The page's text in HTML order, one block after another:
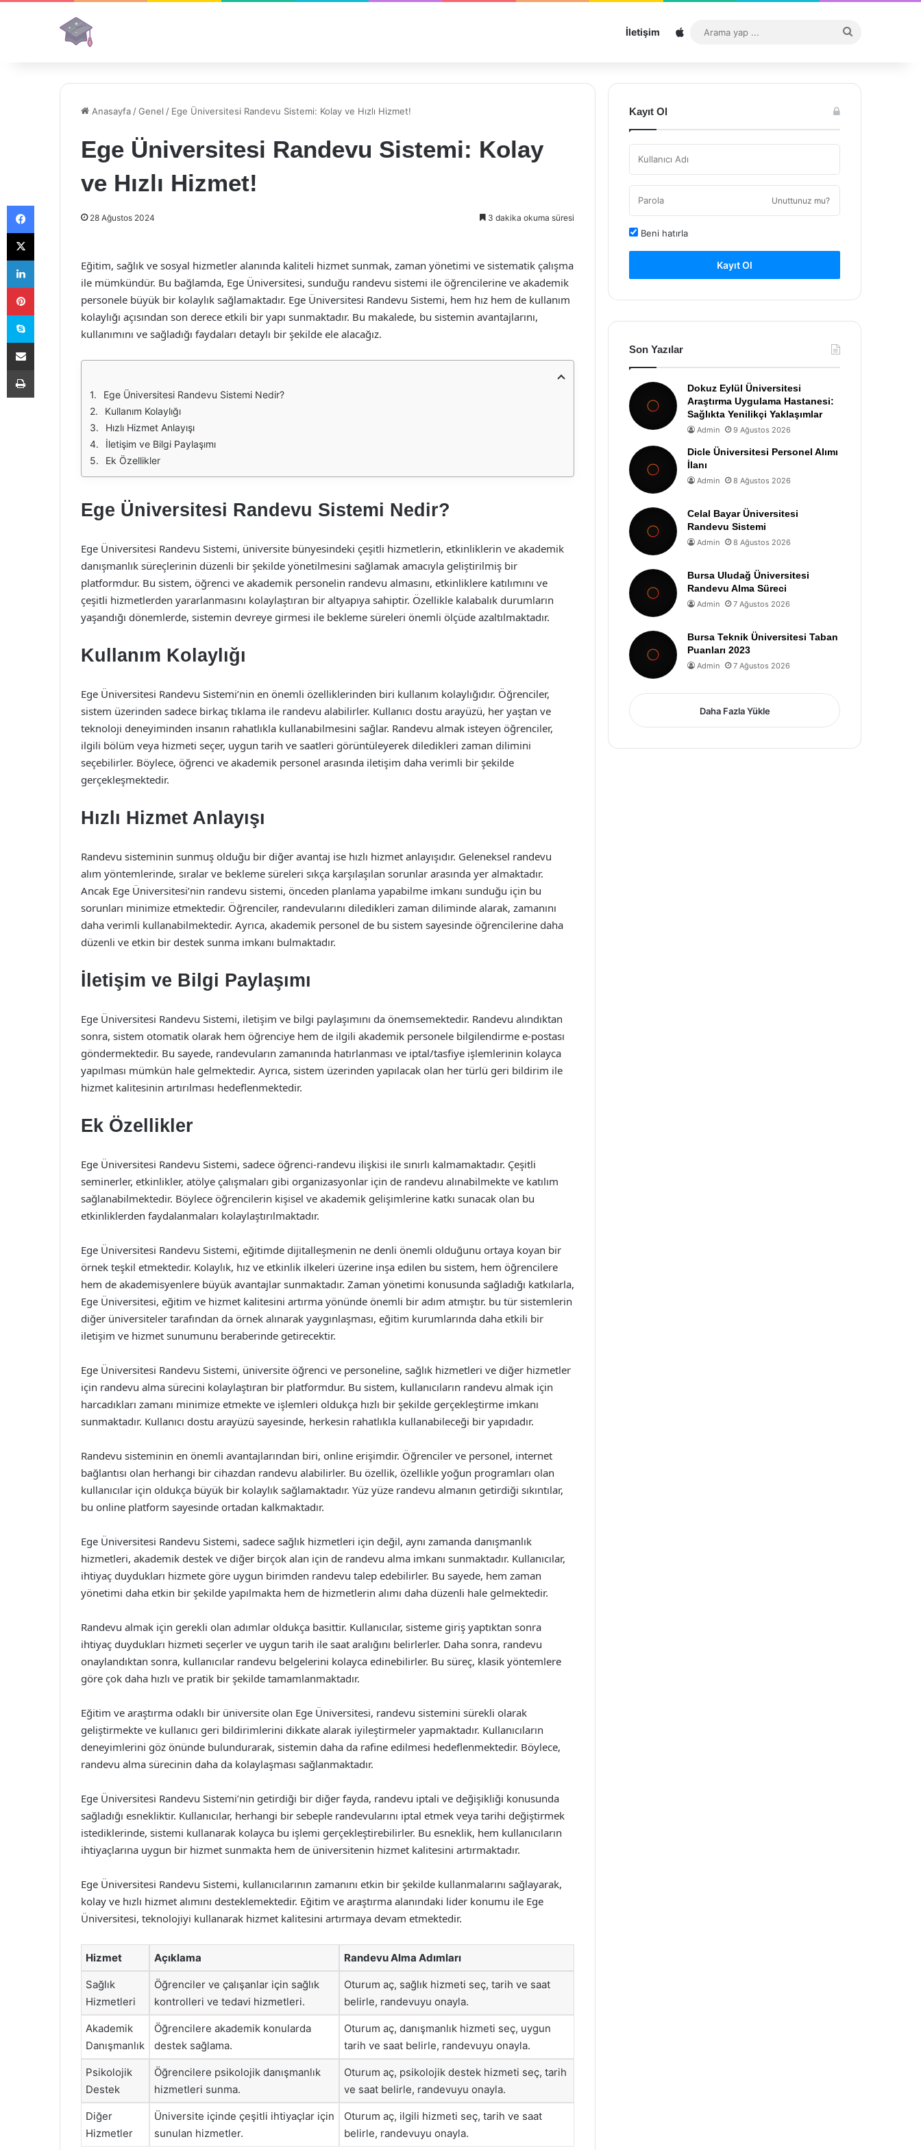
İletişim Sitemap
...
Anasayfa /Genel / Ege Üniversitesi Randevu Sistemi: Kolay ve Hızlı Hizmet!
Ege Üniversitesi Randevu Sistemi: Kolay
ve Hızlı Hizmet!
28 Ağustos 2024 3 dakika okuma süresi
Eğitim, sağlık ve sosyal hizmetler alanında kaliteli hizmet sunmak, zaman yönetimi ve sistematik çalışma
ile mümkündür. Bu bağlamda, Ege Üniversitesi, sunduğu randevu sistemi ile öğrencilerine ve akademik
personele büyük bir kolaylık sağlamaktadır. Ege Üniversitesi Randevu Sistemi, hem hız hem de kullanım
kolaylığı açısından son derece etkili bir yapı sunmaktadır. Bu makalede, bu sistemin avantajlarını,
kullanımını ve sağladığı faydaları detaylı bir şekilde ele alacağız.
Ege Üniversitesi Randevu Sistemi Nedir?
Kullanım Kolaylığı
Hızlı Hizmet Anlayışı
İletişim ve Bilgi Paylaşımı
Ek Özellikler
Ege Üniversitesi Randevu Sistemi Nedir?
Ege Üniversitesi Randevu Sistemi, üniversite bünyesindeki çeşitli hizmetlerin, etkinliklerin ve akademik
danışmanlık süreçlerinin düzenli bir şekilde yönetilmesini sağlamak amacıyla geliştirilmiş bir
platformdur. Bu sistem, öğrenci ve akademik personelin randevu almasını, etkinliklere katılımını ve
çeşitli hizmetlerden yararlanmasını kolaylaştıran bir altyapıya sahiptir. Özellikle kalabalık durumların
yaşandığı dönemlerde, sistemin devreye girmesi ile bekleme süreleri önemli ölçüde azaltılmaktadır.
Kullanım Kolaylığı
Ege Üniversitesi Randevu Sistemi’nin en önemli özelliklerinden biri kullanım kolaylığıdır. Öğrenciler,
sistem üzerinden sadece birkaç tıklama ile randevu alabilirler. Kullanıcı dostu arayüzü, her yaştan ve
teknoloji deneyiminden insanın rahatlıkla kullanabilmesini sağlar. Randevu almak isteyen öğrenciler,
ilgili bölüm veya hizmeti seçer, uygun tarih ve saatleri görüntüleyerek diledikleri zaman dilimini
seçebilirler. Böylece, öğrenci ve akademik personel arasında iletişim daha verimli bir şekilde
gerçekleşmektedir.
Hızlı Hizmet Anlayışı
Randevu sisteminin sunmuş olduğu bir diğer avantaj ise hızlı hizmet anlayışıdır. Geleneksel randevu
alım yöntemlerinde, sıralar ve bekleme süreleri sıkça karşılaşılan sorunlar arasında yer almaktadır.
Ancak Ege Üniversitesi’nin randevu sistemi, önceden planlama yapabilme imkanı sunduğu için bu
sorunları minimize etmektedir. Öğrenciler, randevularını diledikleri zaman diliminde alarak, zamanını
daha verimli kullanabilmektedir. Ayrıca, akademik personel de bu sistem sayesinde öğrencilerine daha
düzenli ve etkin bir destek sunma imkanı bulmaktadır.
İletişim ve Bilgi Paylaşımı
Ege Üniversitesi Randevu Sistemi, iletişim ve bilgi paylaşımını da önemsemektedir. Randevu alındıktan
sonra, sistem otomatik olarak hem öğrenciye hem de ilgili akademik personele bilgilendirme e-postası
göndermektedir. Bu sayede, randevuların zamanında hatırlanması ve iptal/tasfiye işlemlerinin kolayca
yapılması mümkün hale gelmektedir. Ayrıca, sistem üzerinden yapılacak olan her türlü geri bildirim ile
hizmet kalitesinin artırılması hedeflenmektedir.
Ek Özellikler
Ege Üniversitesi Randevu Sistemi, sadece öğrenci-randevu ilişkisi ile sınırlı kalmamaktadır. Çeşitli
seminerler, etkinlikler, atölye çalışmaları gibi organizasyonlar için de randevu alınabilmekte ve katılım
sağlanabilmektedir. Böylece öğrencilerin kişisel ve akademik gelişimlerine katkı sunacak olan bu
etkinliklerden faydalanmaları kolaylaştırılmaktadır.
Ege Üniversitesi Randevu Sistemi, eğitimde dijitalleşmenin ne denli önemli olduğunu ortaya koyan bir
örnek teşkil etmektedir. Kolaylık, hız ve etkinlik ilkeleri üzerine inşa edilen bu sistem, hem öğrencilere
hem de akademisyenlere büyük avantajlar sunmaktadır. Zaman yönetimi konusunda sağladığı katkılarla,
Ege Üniversitesi, eğitim ve hizmet kalitesini artırma yönünde önemli bir adım atmıştır. bu tür sistemlerin
diğer üniversiteler tarafından da örnek alınarak yaygınlaşması, eğitim kurumlarında daha etkili bir
iletişim ve hizmet sunumunu beraberinde getirecektir.
Ege Üniversitesi Randevu Sistemi, üniversite öğrenci ve personeline, sağlık hizmetleri ve diğer hizmetler
için randevu alma sürecini kolaylaştıran bir platformdur. Bu sistem, kullanıcıların randevu almak için
harcadıkları zamanı minimize etmekte ve işlemleri oldukça hızlı bir şekilde gerçekleştirme imkanı
sunmaktadır. Kullanıcı dostu arayüzü sayesinde, herkesin rahatlıkla kullanabileceği bir yapıdadır.
Randevu sisteminin en önemli avantajlarından biri, online erişimdir. Öğrenciler ve personel, internet
bağlantısı olan herhangi bir cihazdan randevu alabilirler. Bu özellik, özellikle yoğun programları olan
kullanıcılar için oldukça büyük bir kolaylık sağlamaktadır. Yüz yüze randevu almanın getirdiği sıkıntılar,
bu online platform sayesinde ortadan kalkmaktadır.
Ege Üniversitesi Randevu Sistemi, sadece sağlık hizmetleri için değil, aynı zamanda danışmanlık
hizmetleri, akademik destek ve diğer birçok alan için de randevu alma imkanı sunmaktadır. Kullanıcılar,
ihtiyaç duydukları hizmete göre uygun birimden randevu talep edebilirler. Bu sayede, hem zaman
yönetimi daha etkin bir şekilde yapılmakta hem de hizmetlerin alımı daha düzenli hale gelmektedir.
Randevu almak için gerekli olan adımlar oldukça basittir. Kullanıcılar, sisteme giriş yaptıktan sonra
ihtiyaç duydukları hizmeti seçerler ve uygun tarih ile saat aralığını belirlerler. Daha sonra, randevu
onaylandıktan sonra, kullanıcılar randevu belgelerini kolayca edinebilirler. Bu süreç, klasik yöntemlere
göre çok daha hızlı ve pratik bir şekilde tamamlanmaktadır.
Eğitim ve araştırma odaklı bir üniversite olan Ege Üniversitesi, randevu sistemini sürekli olarak
geliştirmekte ve kullanıcı geri bildirimlerini dikkate alarak iyileştirmeler yapmaktadır. Kullanıcıların
deneyimlerini göz önünde bulundurarak, sistemin daha da rafine edilmesi hedeflenmektedir. Böylece,
randevu alma sürecinin daha da kolaylaşması sağlanmaktadır.
Ege Üniversitesi Randevu Sistemi’nin getirdiği bir diğer fayda, randevu iptali ve değişikliği konusunda
sağladığı esnekliktir. Kullanıcılar, herhangi bir sebeple randevularını iptal etmek veya tarihi değiştirmek
istediklerinde, sistemi kullanarak kolayca bu işlemi gerçekleştirebilirler. Bu esneklik, hem kullanıcıların
ihtiyaçlarına uygun bir hizmet sunmakta hem de üniversitenin hizmet kalitesini artırmaktadır.
Ege Üniversitesi Randevu Sistemi, kullanıcılarının zamanını etkin bir şekilde kullanmalarını sağlayarak,
kolay ve hızlı hizmet alımını desteklemektedir. Eğitim ve araştırma alanındaki lider konumu ile Ege
Üniversitesi, teknolojiyi kullanarak hizmet kalitesini artırmaya devam etmektedir.
Hizmet Açıklama Randevu Alma Adımları
Sağlık
Hizmetleri
Öğrenciler ve çalışanlar için sağlık
kontrolleri ve tedavi hizmetleri.
Oturum aç, sağlık hizmeti seç, tarih ve saat
belirle, randevuyu onayla.
Akademik
Danışmanlık
Öğrencilere akademik konularda
destek sağlama.
Oturum aç, danışmanlık hizmeti seç, uygun
tarih ve saat belirle, randevuyu onayla.
Psikolojik
Destek
Öğrencilere psikolojik danışmanlık
hizmetleri sunma.
Oturum aç, psikolojik destek hizmeti seç, tarih
ve saat belirle, randevuyu onayla.
Diğer
Hizmetler
Üniversite içinde çeşitli ihtiyaçlar için
sunulan hizmetler.
Oturum aç, ilgili hizmeti seç, tarih ve saat
belirle, randevuyu onayla.
Kayıt Ol
Unuttunuz mu?
Beni hatırla
Kayıt Ol
Son Yazılar
Dokuz Eylül Üniversitesi
Araştırma Uygulama Hastanesi:
Sağlıkta Yenilikçi Yaklaşımlar
Admin 9 Ağustos 2026
Dicle Üniversitesi Personel Alımı
İlanı
Admin 8 Ağustos 2026
Celal Bayar Üniversitesi
Randevu Sistemi
Admin 8 Ağustos 2026
Bursa Uludağ Üniversitesi
Randevu Alma Süreci
Admin 7 Ağustos 2026
Bursa Teknik Üniversitesi Taban
Puanları 2023
Admin 7 Ağustos 2026
Daha Fazla Yükle
Facebook
X
LinkedIn
Pinterest
Skype
E-Posta ile paylaş